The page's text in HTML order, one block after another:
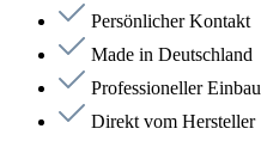
Persönlicher Kontakt
Made in Deutschland
Professioneller
Direkt vom Hersteller